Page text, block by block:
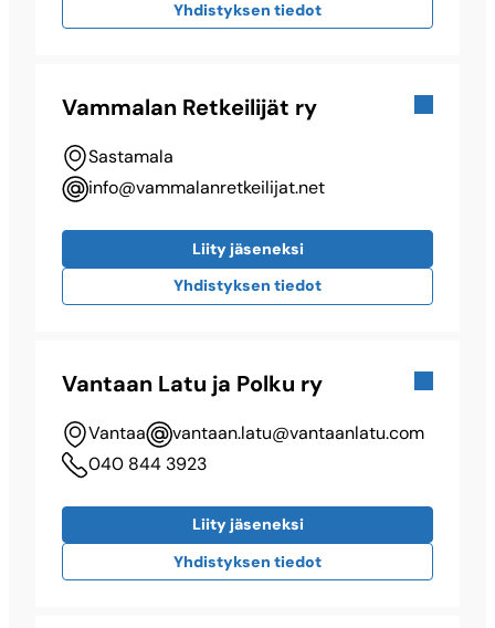
Yhdistyksen tiedot
Vammalan Retkeilijät ry
Sastamala
info@​vammalanretkeilijat.net
Liity jäseneksi
Yhdistyksen tiedot
Vantaan Latu ja Polku ry
Vantaa
vantaan.latu@​vantaanlatu.com
040 844 3923
Liity jäseneksi
Yhdistyksen tiedot